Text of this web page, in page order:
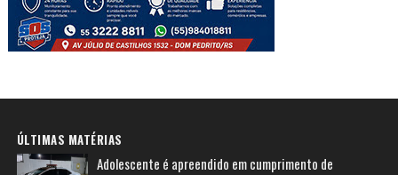
ÚLTIMAS MATÉRIAS
Adolescente é apreendido em cumprimento de